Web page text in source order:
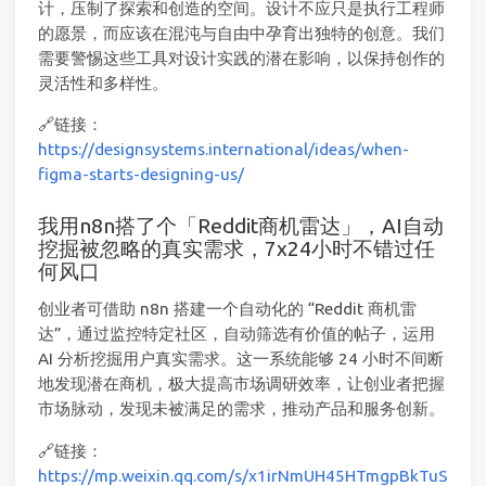
计，压制了探索和创造的空间。设计不应只是执行工程师
的愿景，而应该在混沌与自由中孕育出独特的创意。我们
需要警惕这些工具对设计实践的潜在影响，以保持创作的
灵活性和多样性。
🔗链接：
https://designsystems.international/ideas/when-
figma-starts-designing-us/
我用n8n搭了个「Reddit商机雷达」，AI自动
挖掘被忽略的真实需求，7x24小时不错过任
何风口
创业者可借助 n8n 搭建一个自动化的 “Reddit 商机雷
达”，通过监控特定社区，自动筛选有价值的帖子，运用
AI 分析挖掘用户真实需求。这一系统能够 24 小时不间断
地发现潜在商机，极大提高市场调研效率，让创业者把握
市场脉动，发现未被满足的需求，推动产品和服务创新。
🔗链接：
https://mp.weixin.qq.com/s/x1irNmUH45HTmgpBkTuS